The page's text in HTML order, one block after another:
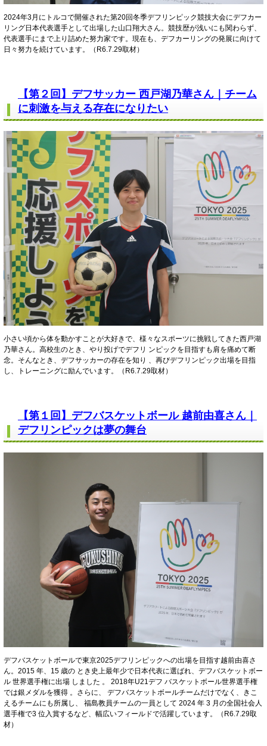
2024年3月にトルコで開催された第20回冬季デフリンピック競技大会にデフカー
リング日本代表選手として出場した山口翔大さん。競技歴が浅いにも関わらず、
代表選手にまで上り詰めた努力家です。現在も、デフカーリングの発展に向けて
日々努力を続けています。（R6.7.29取材）
【第２回】デフサッカー 西戸湖乃華さん｜チーム
に刺激を与える存在になりたい
小さい頃から体を動かすことが大好きで、様々なスポーツに挑戦してきた西戸湖
乃華さん。高校生のとき、やり投げでデフリ ンピックを目指すも肩を痛めて断
念。そんなとき、デフサッカーの存在を知り 、再びデフリンピック出場を目指
し、トレーニングに励んでいます。（R6.7.29取材）
【第１回】デフバスケットボール 越前由喜さん｜
デフリンピックは夢の舞台
デフバスケットボールで東京2025デフリンピックへの出場を目指す越前由喜さ
ん。2015 年、15 歳の とき史上最年少で日本代表に選ばれ、デフバスケットボー
ル 世界選手権に出場 しました 。 2018年U21デフ バスケットボール世界選手権
では銀メダルを獲得 。さらに、 デフバスケットボールチームだけでなく、きこ
えるチームにも所属し、 福島教員チームの一員として 2024 年 3 月の全国社会人
選手権で3 位入賞するなど、幅広いフィールドで活躍しています。（R6.7.29取
材）